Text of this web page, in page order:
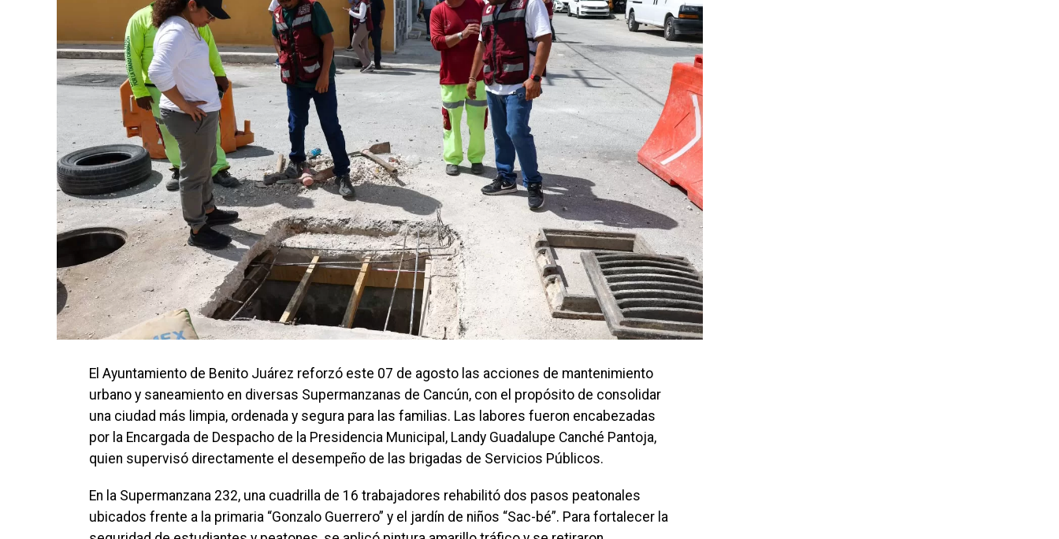
El Ayuntamiento de Benito Juárez reforzó este 07 de agosto las acciones de mantenimiento
urbano y saneamiento en diversas Supermanzanas de Cancún, con el propósito de consolidar
una ciudad más limpia, ordenada y segura para las familias. Las labores fueron encabezadas
por la Encargada de Despacho de la Presidencia Municipal, Landy Guadalupe Canché Pantoja,
quien supervisó directamente el desempeño de las brigadas de Servicios Públicos.
En la Supermanzana 232, una cuadrilla de 16 trabajadores rehabilitó dos pasos peatonales
ubicados frente a la primaria “Gonzalo Guerrero” y el jardín de niños “Sac-bé”. Para fortalecer la